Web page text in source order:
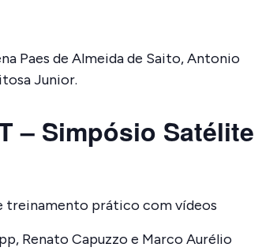
Paes de Almeida de Saito, Antonio
Junior.
– Simpósio Satélite
treinamento prático com vídeos
Renato Capuzzo e Marco Aurélio